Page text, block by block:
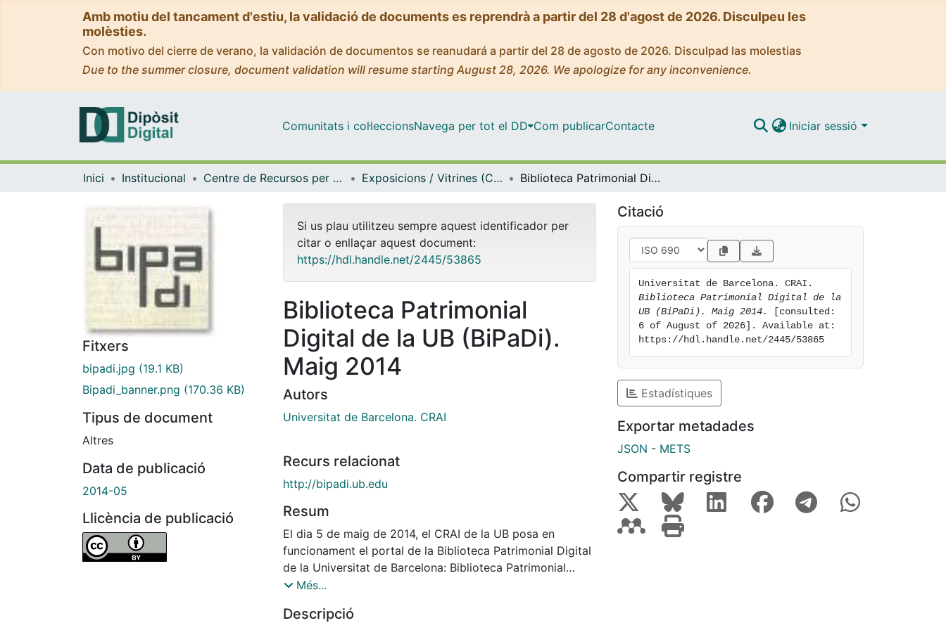
Amb motiu del tancament d'estiu, la validació de documents es reprendrà a partir del 28 d'agost de 2026. Disculpeu les
molèsties.
Con motivo del cierre de verano, la validación de documentos se reanudará a partir del 28 de agosto de 2026. Disculpad las molestias
Due to the summer closure, document validation will resume starting August 28, 2026. We apologize for any inconvenience.
Comunitats i col·leccionsNavega per tot el DD Com publicarContacte Iniciar sessió
Inici Institucional Centre de Recursos per a l'Aprenentatge i la Investigació (CRAI-UB) - Institucional Exposicions / Vitrines (CRAI-UB) Biblioteca Patrimonial Digital de la UB (BiPaDi). Maig 2014
Fitxers
bipadi.jpg (19.1 KB)
Bipadi_banner.png (170.36 KB)
Tipus de document
Altres
Data de publicació
2014-05
Llicència de publicació
Si us plau utilitzeu sempre aquest identificador per
citar o enllaçar aquest document:
https://hdl.handle.net/2445/53865
Biblioteca Patrimonial
Digital de la UB (BiPaDi).
Maig 2014
Autors
Universitat de Barcelona. CRAI
Recurs relacionat
http://bipadi.ub.edu
Resum
El dia 5 de maig de 2014, el CRAI de la UB posa en
funcionament el portal de la Biblioteca Patrimonial Digital
de la Universitat de Barcelona: Biblioteca Patrimonial
Digital UB (BiPaDi).
BiPaDi neix amb la voluntat de divulgar, mitjançant les
Més...
Descripció
Citació
Biblioteca Patrimonial Digital de la
UB (BiPaDi). Maig 2014.
[consulted:
6 of August of 2026]. Available at:
https://hdl.handle.net/2445/53865
Estadístiques
Exportar metadades
JSON - METS
Compartir registre